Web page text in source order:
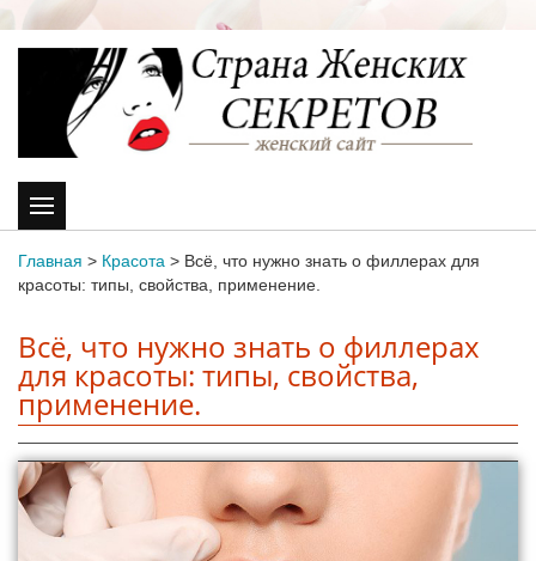
Главная > Красота > Всё, что нужно знать о филлерах для
красоты: типы, свойства, применение.
Всё, что нужно знать о филлерах
для красоты: типы, свойства,
применение.